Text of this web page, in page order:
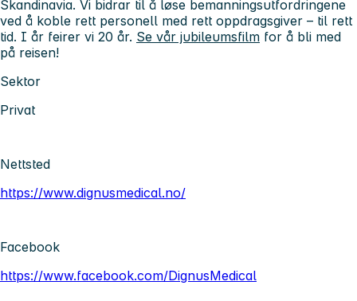
Skandinavia. Vi bidrar til å løse bemanningsutfordringene
ved å koble rett personell med rett oppdragsgiver – til rett
tid. I år feirer vi 20 år. Se vår jubileumsfilm for å bli med
på reisen!
Sektor
Privat
Nettsted
https://www.dignusmedical.no/
Facebook
https://www.facebook.com/DignusMedical